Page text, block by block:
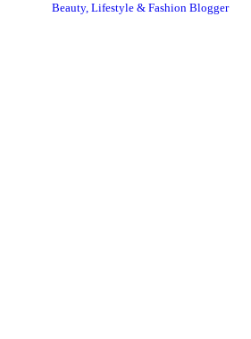
Beauty, Lifestyle & Fashion Blogger